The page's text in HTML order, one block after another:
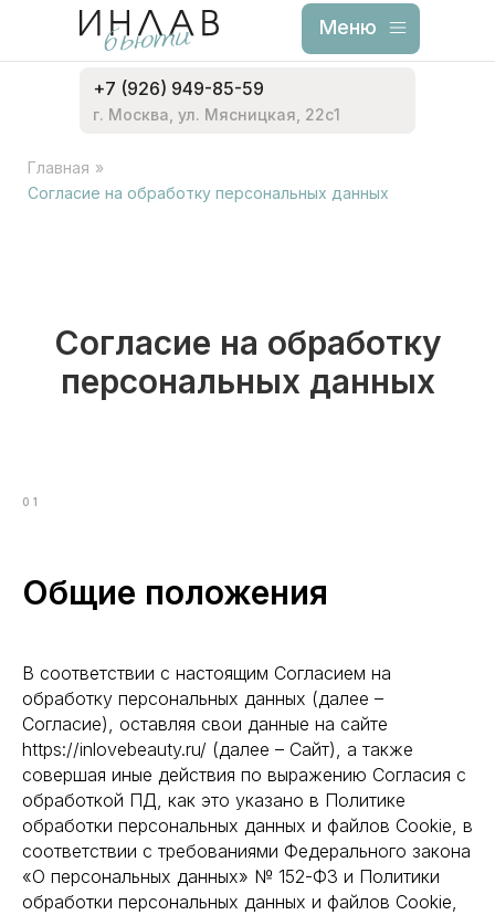
г. Москва, ул. Мясницкая, 22с1
+7 (926) 949-85-59
Меню
Меню
Главная »
Согласие на обработку персональных данных
Согласие на обработку
персональных данных
01
Общие положения
В соответствии с настоящим Согласием на
обработку персональных данных (далее –
Согласие), оставляя свои данные на сайте
https://inlovebeauty.ru/ (далее – Сайт), а также
совершая иные действия по выражению Согласия с
обработкой ПД, как это указано в Политике
обработки персональных данных и файлов Cookie, в
соответствии с требованиями Федерального закона
«О персональных данных» № 152-ФЗ и Политики
обработки персональных данных и файлов Cookie,